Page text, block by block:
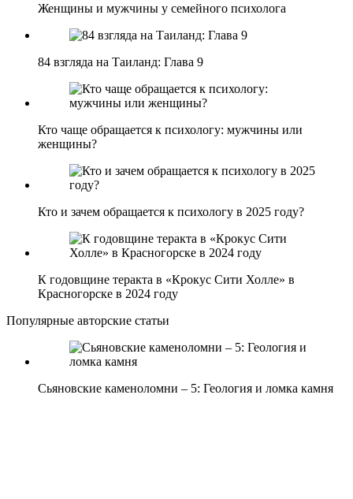
Женщины и мужчины у семейного психолога
84 взгляда на Таиланд: Глава 9
Кто чаще обращается к психологу: мужчины или
женщины?
Кто и зачем обращается к психологу в 2025 году?
К годовщине теракта в «Крокус Сити Холле» в
Красногорске в 2024 году
Популярные авторские статьи
Сьяновские каменоломни – 5: Геология и ломка камня